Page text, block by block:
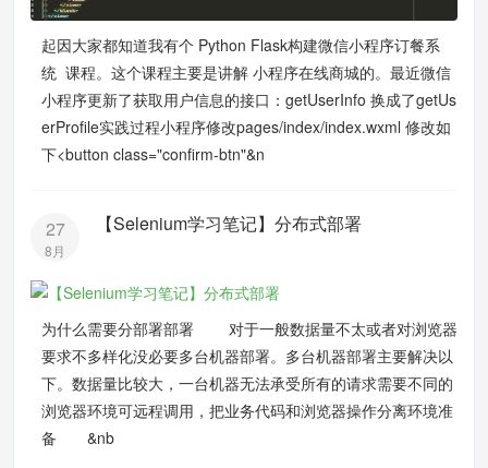
起因大家都知道我有个 Python Flask构建微信小程序订餐系
统 课程。这个课程主要是讲解 小程序在线商城的。最近微信
小程序更新了获取用户信息的接口：getUserInfo 换成了getUs
erProfile实践过程小程序修改pages/index/index.wxml 修改如
下<button class="confirm-btn"&n
27
8月
【Selenium学习笔记】分布式部署
为什么需要分部署部署 对于一般数据量不太或者对浏览器
要求不多样化没必要多台机器部署。多台机器部署主要解决以
下。数据量比较大，一台机器无法承受所有的请求需要不同的
浏览器环境可远程调用，把业务代码和浏览器操作分离环境准
备 &nb